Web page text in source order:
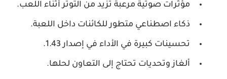
مؤثرات صوتية مرعبة تزيد من التوتر أثناء اللعب.
ذكاء اصطناعي متطور للكائنات داخل اللعبة.
تحسينات كبيرة في الأداء في إصدار 1.43.
ألغاز وتحديات تحتاج إلى التعاون لحلها.